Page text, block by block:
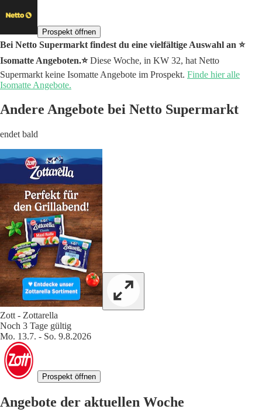
Prospekt öffnen
Bei Netto Supermarkt findest du eine vielfältige Auswahl an ⭐️
Isomatte Angeboten.⭐️Diese Woche, in KW 32, hat Netto
Supermarkt keine Isomatte Angebote im Prospekt. Finde hier alle
Isomatte Angebote.
Andere Angebote bei Netto Supermarkt
endet bald
Zott - Zottarella
Noch 3 Tage gültig
Mo. 13.7. - So. 9.8.2026
Prospekt öffnen
Angebote der aktuellen Woche